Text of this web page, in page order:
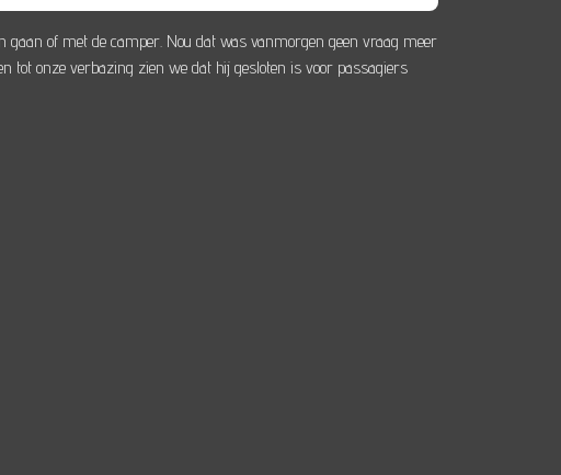
gaan of met de camper. Nou dat was vanmorgen geen vraag meer
tot onze verbazing zien we dat hij gesloten is voor passagiers